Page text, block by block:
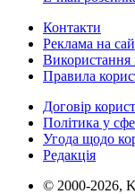
Контакти
Реклама на
Використання
Правила
Договір
Політика у
Угода щодо
Редакція
© 2000-2026,